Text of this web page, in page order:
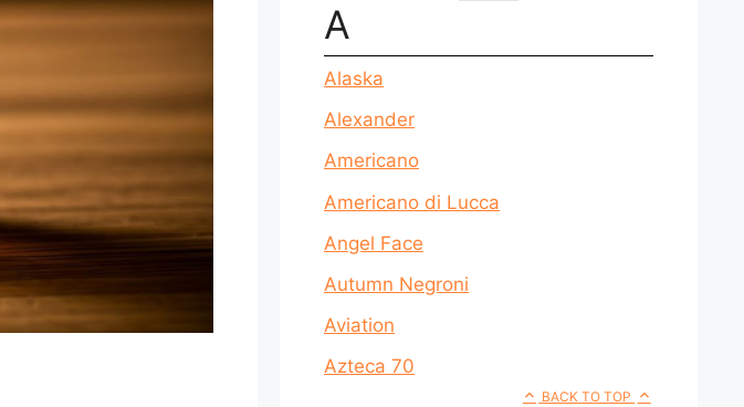
A
Alaska
Alexander
Americano
Americano di Lucca
Angel Face
Autumn Negroni
Aviation
Azteca 70
BACK TO TOP